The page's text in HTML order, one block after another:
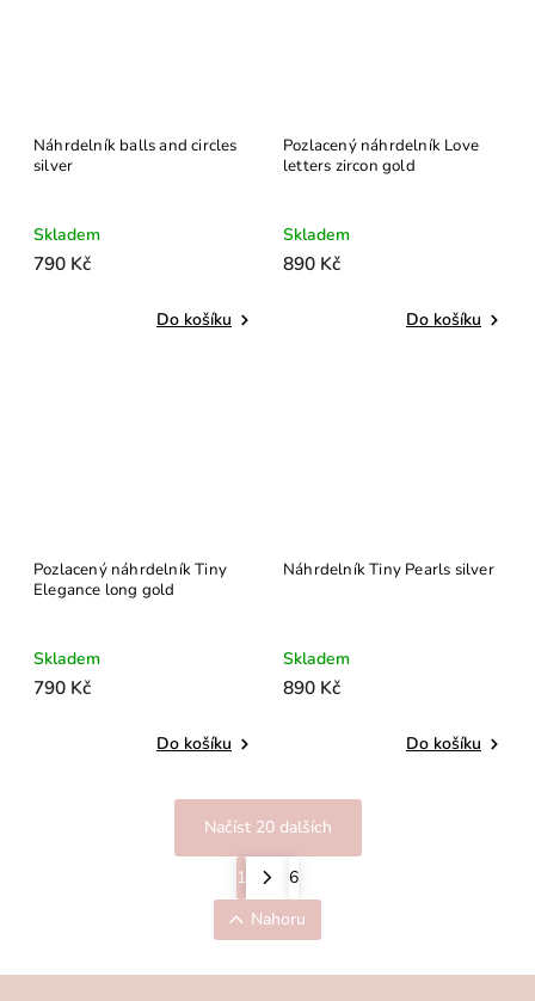
Náhrdelník balls and circles
silver
Skladem
790 Kč
Do košíku
Pozlacený náhrdelník Love
letters zircon gold
Skladem
890 Kč
Do košíku
Pozlacený náhrdelník Tiny
Elegance long gold
Skladem
790 Kč
Do košíku
Náhrdelník Tiny Pearls silver
Skladem
890 Kč
Do košíku
Načíst 20 dalších
1
6
Nahoru